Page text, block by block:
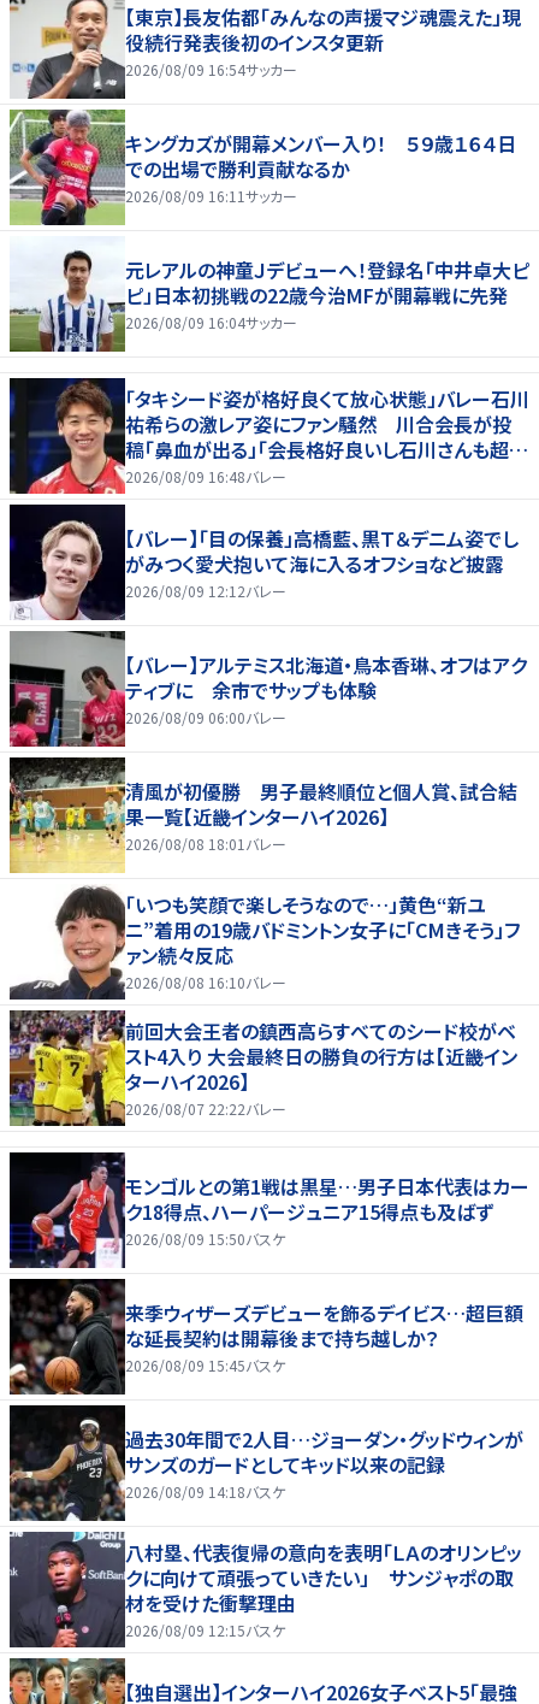
【東京】長友佑都「みんなの声援マジ魂震えた」現
役続行発表後初のインスタ更新
2026/08/09 16:54サッカー
キングカズが開幕メンバー入り！ ５９歳１６４日
での出場で勝利貢献なるか
2026/08/09 16:11サッカー
元レアルの神童Ｊデビューへ！登録名「中井卓大ピ
ピ」日本初挑戦の22歳今治MFが開幕戦に先発
2026/08/09 16:04サッカー
「タキシード姿が格好良くて放心状態」バレー石川
祐希らの激レア姿にファン騒然 川合会長が投
稿「鼻血が出る」「会長格好良いし石川さんも超格
好いい」
2026/08/09 16:48バレー
【バレー】「目の保養」高橋藍、黒Ｔ＆デニム姿でし
がみつく愛犬抱いて海に入るオフショなど披露
2026/08/09 12:12バレー
【バレー】アルテミス北海道・鳥本香琳、オフはアク
ティブに 余市でサップも体験
2026/08/09 06:00バレー
清風が初優勝 男子最終順位と個人賞、試合結
果一覧【近畿インターハイ2026】
2026/08/08 18:01 バレー
「いつも笑顔で楽しそうなので…」黄色“新ユ
ニ”着用の19歳バドミントン女子に「CMきそう」フ
ァン続々反応
2026/08/08 16:10バレー
前回大会王者の鎮西高らすべてのシード校がベ
スト4入り 大会最終日の勝負の行方は【近畿イン
ターハイ2026】
2026/08/07 22:22バレー
モンゴルとの第1戦は黒星…男子日本代表はカー
ク18得点、ハーパージュニア15得点も及ばず
2026/08/09 15:50バスケ
来季ウィザーズデビューを飾るデイビス…超巨額
な延長契約は開幕後まで持ち越しか？
2026/08/09 15:45バスケ
過去30年間で2人目…ジョーダン・グッドウィンが
サンズのガードとしてキッド以来の記録
2026/08/09 14:18バスケ
八村塁、代表復帰の意向を表明「ＬＡのオリンピッ
クに向けて頑張っていきたい」 サンジャポの取
材を受けた衝撃理由
2026/08/09 12:15バスケ
【独自選出】インターハイ2026女子ベスト5「最強